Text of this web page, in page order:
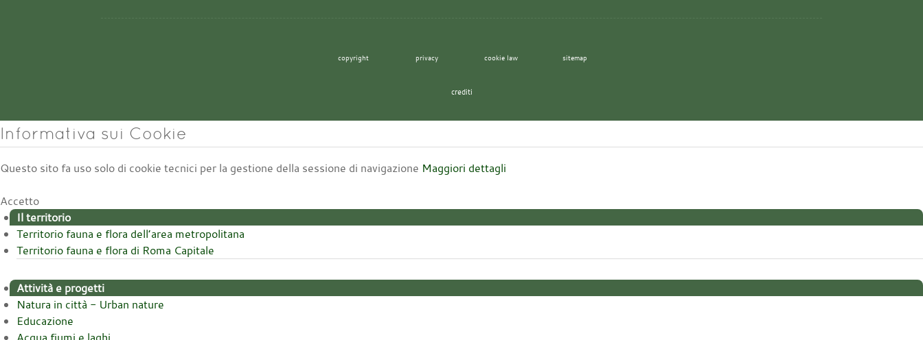
copyright privacy cookie law sitemap
crediti
Informativa sui Cookie
Questo sito fa uso solo di cookie tecnici per la gestione della sessione di navigazione Maggiori dettagli
Accetto
Il territorio
Territorio fauna e flora dell’area metropolitana
Territorio fauna e flora di Roma Capitale
Attività e progetti
Natura in città - Urban nature
Educazione